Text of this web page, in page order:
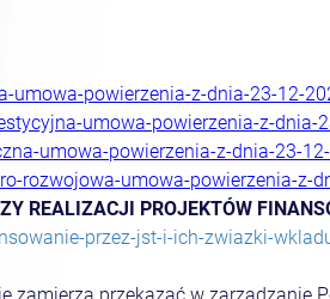
powierzenia-z-dnia-23-12-
umowa-powierzenia-z-dnia-
umowa-powierzenia-z-dnia-23-
rozwojowa-umowa-powierzenia-z-
REALIZACJI PROJEKTÓW
przez-jst-i-ich-zwiazki-